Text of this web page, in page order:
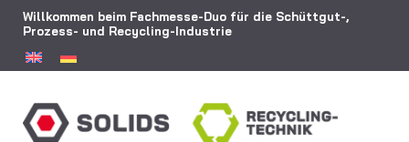
Willkommen beim Fachmesse-Duo für die Schüttgut-,
Prozess- und Recycling-Industrie